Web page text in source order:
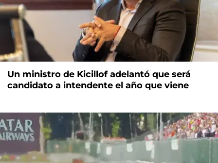
Un ministro de Kicillof adelantó que será
candidato a intendente el año que viene